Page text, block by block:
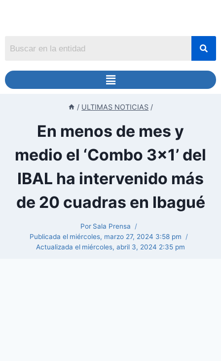
/ ULTIMAS NOTICIAS /
En menos de mes y
medio el ‘Combo 3×1’ del
IBAL ha intervenido más
de 20 cuadras en Ibagué
Por Sala Prensa
Publicada el miércoles, marzo 27, 2024 3:58 pm
Actualizada el miércoles, abril 3, 2024 2:35 pm